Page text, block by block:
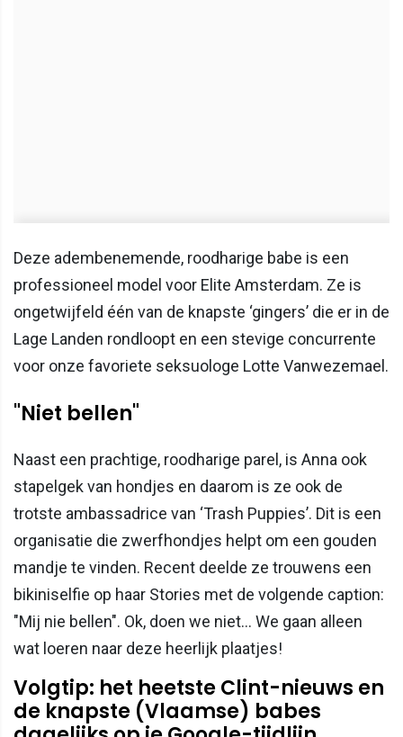
Deze adembenemende, roodharige babe is een
professioneel model voor Elite Amsterdam. Ze is
ongetwijfeld één van de knapste ‘gingers’ die er in de
Lage Landen rondloopt en een stevige concurrente
voor onze favoriete seksuologe Lotte Vanwezemael.
"Niet bellen"
Naast een prachtige, roodharige parel, is Anna ook
stapelgek van hondjes en daarom is ze ook de
trotste ambassadrice van ‘Trash Puppies’. Dit is een
organisatie die zwerfhondjes helpt om een gouden
mandje te vinden. Recent deelde ze trouwens een
bikiniselfie op haar Stories met de volgende caption:
"Mij nie bellen". Ok, doen we niet... We gaan alleen
wat loeren naar deze heerlijk plaatjes!
Volgtip: het heetste Clint-nieuws en
de knapste (Vlaamse) babes